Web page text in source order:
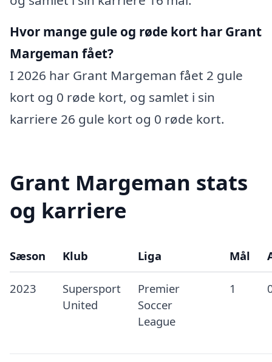
Hvor mange gule og røde kort har Grant
Margeman fået?
I 2026 har Grant Margeman fået 2 gule
kort og 0 røde kort, og samlet i sin
karriere 26 gule kort og 0 røde kort.
Grant Margeman stats
og karriere
Sæson Klub Liga Mål
2023
Supersport
United
Premier
Soccer
League
1